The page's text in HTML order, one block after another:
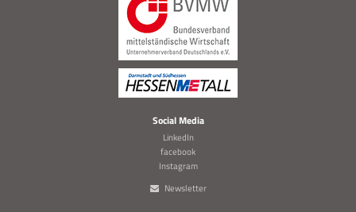
Social Media
LinkedIn
facebook
Instagram
Newsletter